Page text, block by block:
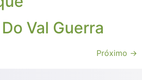
Val Guerra
Próximo →